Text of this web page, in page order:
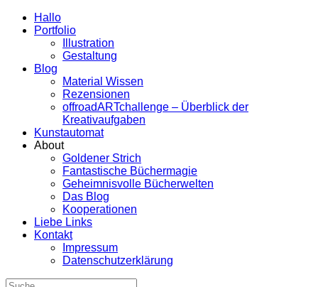
Hallo
Portfolio
Illustration
Gestaltung
Blog
Material Wissen
Rezensionen
offroadARTchallenge – Überblick der
Kreativaufgaben
Kunstautomat
About
Goldener Strich
Fantastische Büchermagie
Geheimnisvolle Bücherwelten
Das Blog
Kooperationen
Liebe Links
Kontakt
Impressum
Datenschutzerklärung